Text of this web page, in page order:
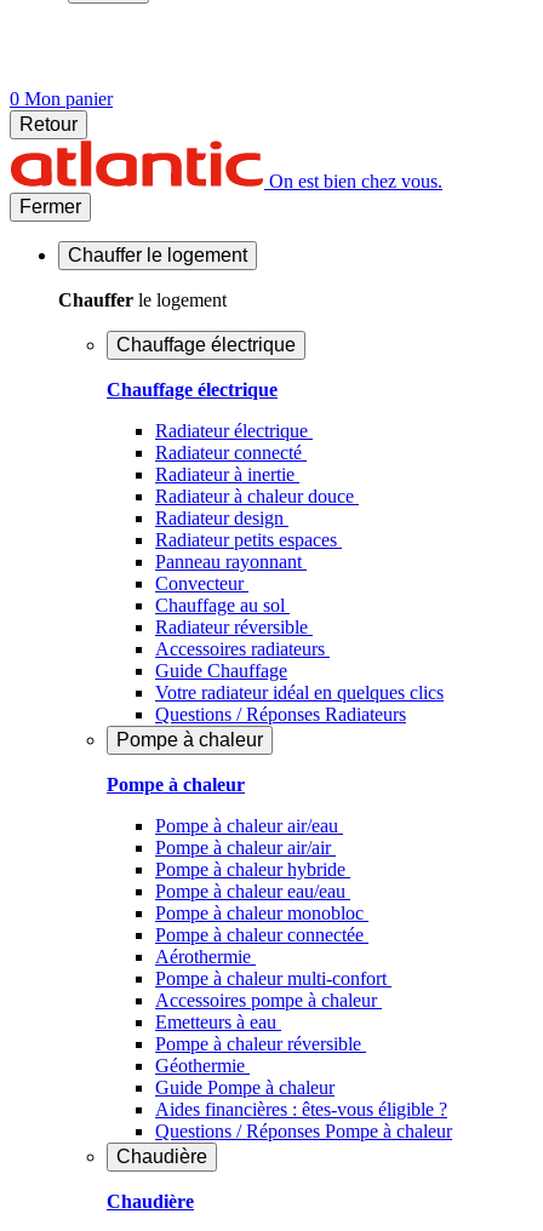
0 Mon panier
Retour
On est bien chez vous.
Fermer
Chauffer le logement
Chauffer le logement
Chauffage électrique
Chauffage électrique
Radiateur électrique
Radiateur connecté
Radiateur à inertie
Radiateur à chaleur douce
Radiateur design
Radiateur petits espaces
Panneau rayonnant
Convecteur
Chauffage au sol
Radiateur réversible
Accessoires radiateurs
Guide Chauffage
Votre radiateur idéal en quelques clics
Questions / Réponses Radiateurs
Pompe à chaleur
Pompe à chaleur
Pompe à chaleur air/eau
Pompe à chaleur air/air
Pompe à chaleur hybride
Pompe à chaleur​ eau/eau
Pompe à chaleur monobloc
Pompe à chaleur connectée
Aérothermie
Pompe à chaleur multi-confort
Accessoires pompe à chaleur
Emetteurs à eau
Pompe à chaleur réversible
Géothermie
Guide Pompe à chaleur
Aides financières : êtes-vous éligible ?
Questions / Réponses Pompe à chaleur
Chaudière
Chaudière